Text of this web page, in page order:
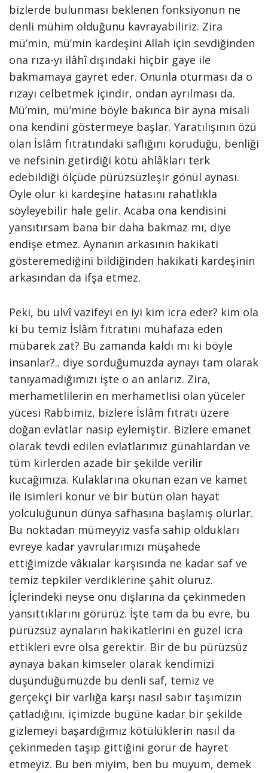
bizlerde bulunması beklenen fonksiyonun ne
denli mühim olduğunu kavrayabiliriz. Zira
mü’min, mü’min kardeşini Allah için sevdiğinden
ona rıza-yı ilâhî dışındaki hiçbir gaye ile
bakmamaya gayret eder. Onunla oturması da o
rızayı celbetmek içindir, ondan ayrılması da.
Mü’min, mü’mine böyle bakınca bir ayna misali
ona kendini göstermeye başlar. Yaratılışının özü
olan İslâm fıtratındaki saflığını koruduğu, benliği
ve nefsinin getirdiği kötü ahlâkları terk
edebildiği ölçüde pürüzsüzleşir gönül aynası.
Öyle olur ki kardeşine hatasını rahatlıkla
söyleyebilir hale gelir. Acaba ona kendisini
yansıtırsam bana bir daha bakmaz mı, diye
endişe etmez. Aynanın arkasının hakikati
gösteremediğini bildiğinden hakikati kardeşinin
arkasından da ifşa etmez.
Peki, bu ulvî vazifeyi en iyi kim icra eder? kim ola
ki bu temiz İslâm fıtratını muhafaza eden
mübarek zat? Bu zamanda kaldı mı ki böyle
insanlar?.. diye sorduğumuzda aynayı tam olarak
tanıyamadığımızı işte o an anlarız. Zira,
merhametlilerin en merhametlisi olan yüceler
yücesi Rabbimiz, bizlere İslâm fıtratı üzere
doğan evlatlar nasip eylemiştir. Bizlere emanet
olarak tevdi edilen evlatlarımız günahlardan ve
tüm kirlerden azade bir şekilde verilir
kucağımıza. Kulaklarına okunan ezan ve kamet
ile isimleri konur ve bir bütün olan hayat
yolculuğunun dünya safhasına başlamış olurlar.
Bu noktadan mümeyyiz vasfa sahip oldukları
evreye kadar yavrularımızı müşahede
ettiğimizde vâkıalar karşısında ne kadar saf ve
temiz tepkiler verdiklerine şahit oluruz.
İçlerindeki neyse onu dışlarına da çekinmeden
yansıttıklarını görürüz. İşte tam da bu evre, bu
pürüzsüz aynaların hakikatlerini en güzel icra
ettikleri evre olsa gerektir. Bir de bu pürüzsüz
aynaya bakan kimseler olarak kendimizi
düşündüğümüzde bu denli saf, temiz ve
gerçekçi bir varlığa karşı nasıl sabır taşımızın
çatladığını, içimizde bugüne kadar bir şekilde
gizlemeyi başardığımız kötülüklerin nasıl da
çekinmeden taşıp gittiğini görür de hayret
etmeyiz. Bu ben miyim, ben bu muyum, demek